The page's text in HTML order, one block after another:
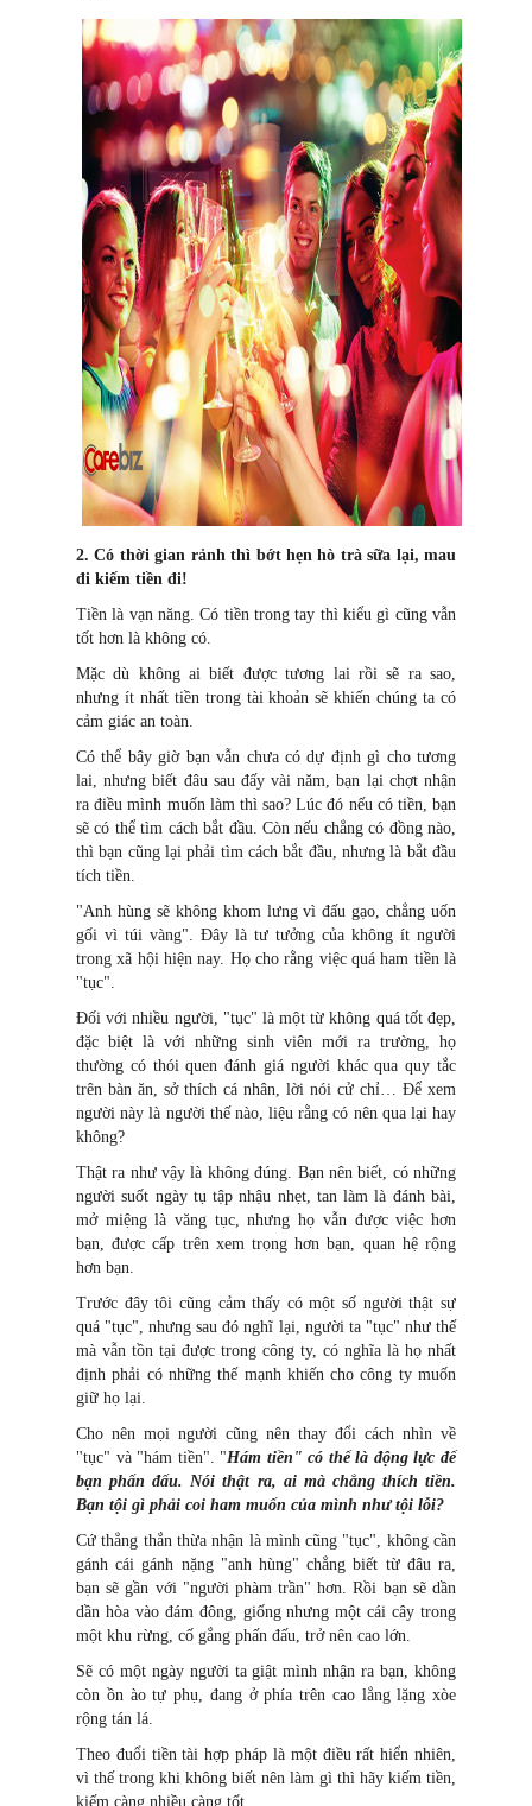
2. Có thời gian rảnh thì bớt hẹn hò trà sữa lại, mau
đi kiếm tiền đi!
Tiền là vạn năng. Có tiền trong tay thì kiểu gì cũng vẫn
tốt hơn là không có.
Mặc dù không ai biết được tương lai rồi sẽ ra sao,
nhưng ít nhất tiền trong tài khoản sẽ khiến chúng ta có
cảm giác an toàn.
Có thể bây giờ bạn vẫn chưa có dự định gì cho tương
lai, nhưng biết đâu sau đấy vài năm, bạn lại chợt nhận
ra điều mình muốn làm thì sao? Lúc đó nếu có tiền, bạn
sẽ có thể tìm cách bắt đầu. Còn nếu chẳng có đồng nào,
thì bạn cũng lại phải tìm cách bắt đầu, nhưng là bắt đầu
tích tiền.
"Anh hùng sẽ không khom lưng vì đấu gạo, chẳng uốn
gối vì túi vàng". Đây là tư tưởng của không ít người
trong xã hội hiện nay. Họ cho rằng việc quá ham tiền là
"tục".
Đối với nhiều người, "tục" là một từ không quá tốt đẹp,
đặc biệt là với những sinh viên mới ra trường, họ
thường có thói quen đánh giá người khác qua quy tắc
trên bàn ăn, sở thích cá nhân, lời nói cử chỉ… Để xem
người này là người thế nào, liệu rằng có nên qua lại hay
không?
Thật ra như vậy là không đúng. Bạn nên biết, có những
người suốt ngày tụ tập nhậu nhẹt, tan làm là đánh bài,
mở miệng là văng tục, nhưng họ vẫn được việc hơn
bạn, được cấp trên xem trọng hơn bạn, quan hệ rộng
hơn bạn.
Trước đây tôi cũng cảm thấy có một số người thật sự
quá "tục", nhưng sau đó nghĩ lại, người ta "tục" như thế
mà vẫn tồn tại được trong công ty, có nghĩa là họ nhất
định phải có những thế mạnh khiến cho công ty muốn
giữ họ lại.
Cho nên mọi người cũng nên thay đổi cách nhìn về
"tục" và "hám tiền". "Hám tiền" có thể là động lực để
bạn phấn đấu. Nói thật ra, ai mà chẳng thích tiền.
Bạn tội gì phải coi ham muốn của mình như tội lỗi?
Cứ thẳng thắn thừa nhận là mình cũng "tục", không cần
gánh cái gánh nặng "anh hùng" chẳng biết từ đâu ra,
bạn sẽ gần với "người phàm trần" hơn. Rồi bạn sẽ dần
dần hòa vào đám đông, giống nhưng một cái cây trong
một khu rừng, cố gắng phấn đấu, trở nên cao lớn.
Sẽ có một ngày người ta giật mình nhận ra bạn, không
còn ồn ào tự phụ, đang ở phía trên cao lẳng lặng xòe
rộng tán lá.
Theo đuổi tiền tài hợp pháp là một điều rất hiển nhiên,
vì thế trong khi không biết nên làm gì thì hãy kiếm tiền,
kiếm càng nhiều càng tốt.